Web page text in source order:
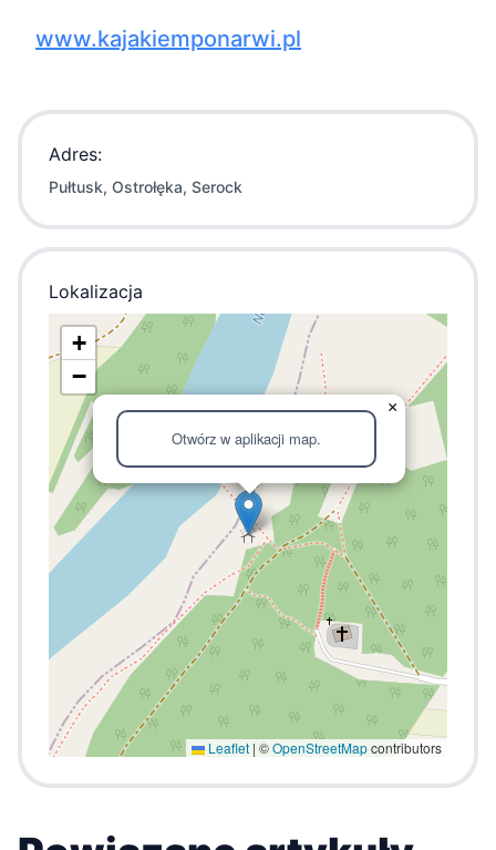
www.kajakiemponarwi.pl
Adres:
Pułtusk, Ostrołęka, Serock
Lokalizacja
Otwórz w aplikacji map.
×
+
−
Leaflet | ©OpenStreetMapcontributors